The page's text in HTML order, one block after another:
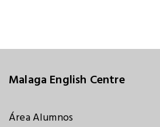
Malaga English Centre
Área Alumnos